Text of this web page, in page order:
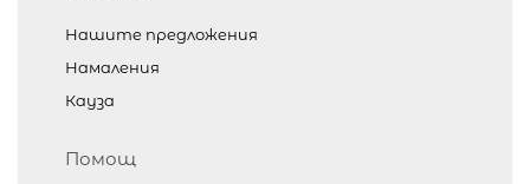
Нашите предложения
Намаления
Кауза
Помощ